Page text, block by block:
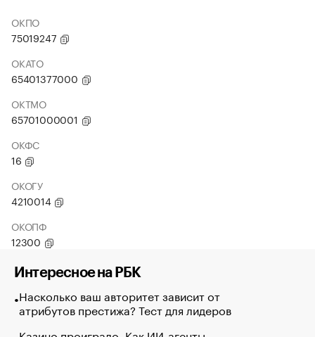
ОКПО
75019247
ОКАТО
65401377000
ОКТМО
65701000001
ОКФС
16
ОКОГУ
4210014
ОКОПФ
12300
Интересное на РБК
Насколько ваш авторитет зависит от
атрибутов престижа? Тест для лидеров